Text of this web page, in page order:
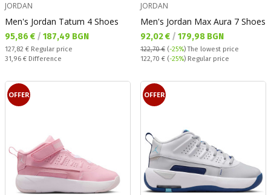
JORDAN
Men's Jordan Tatum 4 Shoes
Текуща цена:
95,86 € / 187,49 BGN
Regular price:
127,82 € Regular price
Спестявате:
31,96 € Difference
JORDAN
Men's Jordan Max Aura 7 Shoes
Текуща цена:
92,02 € / 179,98 BGN
122,70 € (-25%)The lowest price
Regular price:
122,70 € (-25%) Regular price
OFFER OFFER